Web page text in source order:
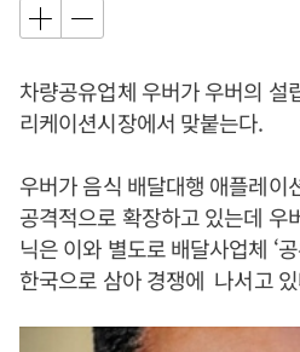
차량공유업체 우버가 우버의 설
리케이션시장에서 맞붙는다.
우버가 음식 배달대행 애플레이
공격적으로 확장하고 있는데 우
닉은 이와 별도로 배달사업체 ‘
한국으로 삼아 경쟁에 나서고